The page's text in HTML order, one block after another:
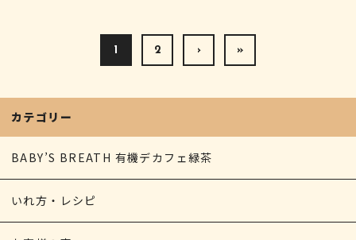
1 2 › »
カテゴリー
BABY’S BREATH 有機デカフェ緑茶
いれ方・レシピ